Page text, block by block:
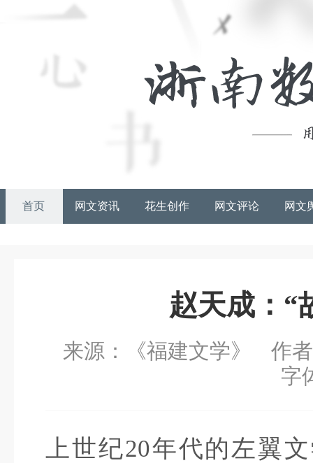
首页 网文资讯 花生创作 网文评论 网文
赵天成：“
来源：《福建文学》
作
字
上世纪20年代的左翼